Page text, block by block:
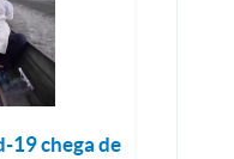
19 chega de